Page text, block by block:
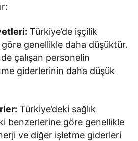
Türkiye’de işçilik
göre genellikle daha düşüktür.
çalışan personelin
giderlerinin daha düşük
Türkiye’deki sağlık
benzerlerine göre genellikle
ve diğer işletme giderleri